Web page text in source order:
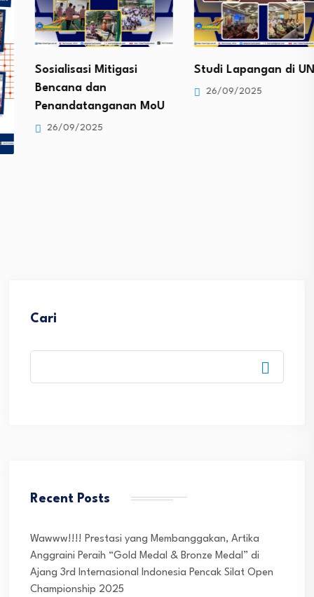
Sosialisasi Mitigasi
Bencana dan
Penandatanganan MoU
26/09/2025
Studi Lapangan di UNP
26/09/2025
Cari
Recent Posts
Wawww!!!! Prestasi yang Membanggakan, Artika
Anggraini Peraih “Gold Medal & Bronze Medal” di
Ajang 3rd Internasional Indonesia Pencak Silat Open
Championship 2025